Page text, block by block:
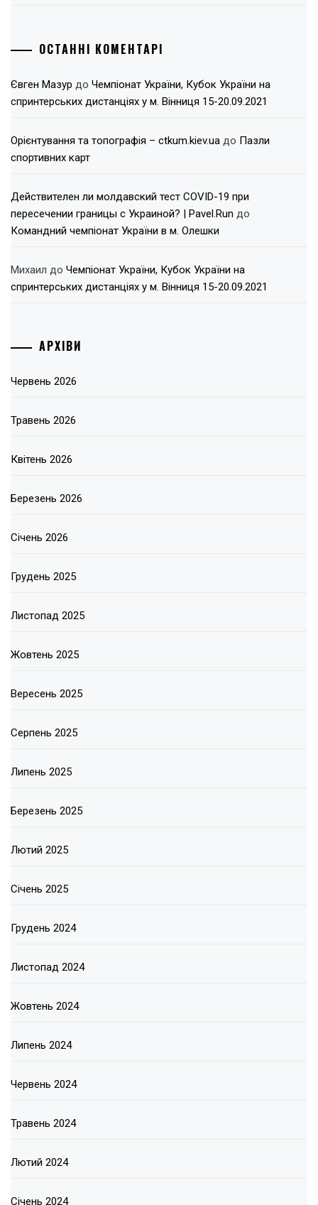
ОСТАННІ КОМЕНТАРІ
Євген Мазур до Чемпіонат України, Кубок України на
спринтерських дистанціях у м. Вінниця 15-20.09.2021
Орієнтування та топографія – ctkum.kiev.ua до Пазли
спортивних карт
Действителен ли молдавский тест COVID-19 при
пересечении границы с Украиной? | Pavel.Run до
Командний чемпіонат України в м. Олешки
Михаил до Чемпіонат України, Кубок України на
спринтерських дистанціях у м. Вінниця 15-20.09.2021
АРХІВИ
Червень 2026
Травень 2026
Квітень 2026
Березень 2026
Січень 2026
Грудень 2025
Листопад 2025
Жовтень 2025
Вересень 2025
Серпень 2025
Липень 2025
Березень 2025
Лютий 2025
Січень 2025
Грудень 2024
Листопад 2024
Жовтень 2024
Липень 2024
Червень 2024
Травень 2024
Лютий 2024
Січень 2024